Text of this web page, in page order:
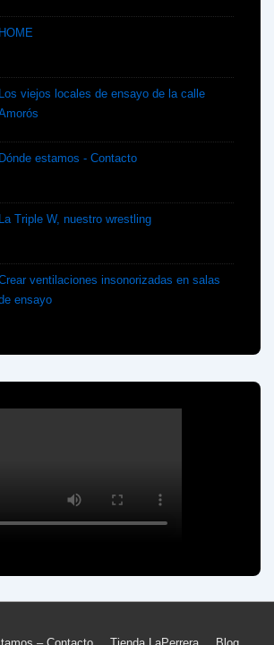
HOME
Los viejos locales de ensayo de la calle
Dónde estamos - Contacto
La Triple W, nuestro wrestling
ventilaciones insonorizadas en salas
ensayo